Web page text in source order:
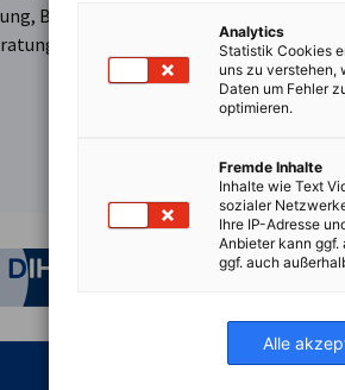
Bewertung (einschließlich
Cybersicherheit und Schulungen.
für Wirtschaft und Energie
Deutsche Industrie- und
Industrie- und
Analytics
Statistik Cookies
uns zu verstehen,
Daten um Fehler
optimieren.
Fremde Inhalte
Inhalte wie Text
sozialer
Ihre IP-Adresse
Anbieter kann ggf.
ggf. auch
Alle